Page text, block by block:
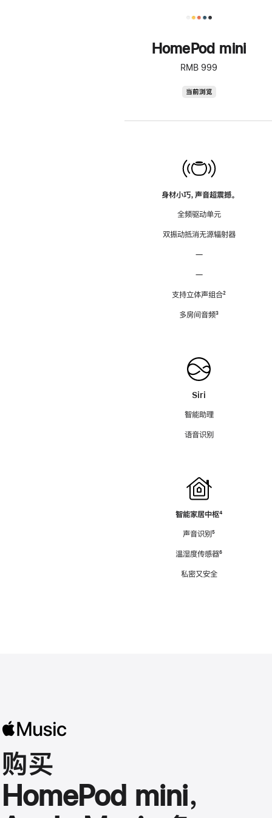
HomePod mini
RMB 999
当前浏览
身材小巧，声音超震撼。
全频驱动单元
双振动抵消无源辐射器
—
—
支持立体声组合脚
²
多房间音频脚
³
Siri
智能助理
语音识别
智能家居中枢脚
⁴
声音识别脚
⁵
温湿度传感器脚
⁶
私密又安全
购买
HomePod mini，